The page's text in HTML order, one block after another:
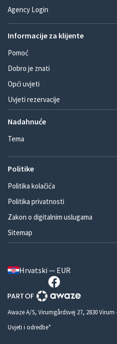
Agency Login
Informacije za klijente
Pomoć
Dobro je znati
Opći uvjeti
Uvjeti rezervacije
Nadahnuće
Tema
Politike
Politika kolačića
Politika privatnosti
Zakon o digitalnim uslugama
Sitemap
Hrvatski — EUR
Awaze A/S, Virumgårdsvej 27, 2830 Virum
Uvjeti i odredbe*